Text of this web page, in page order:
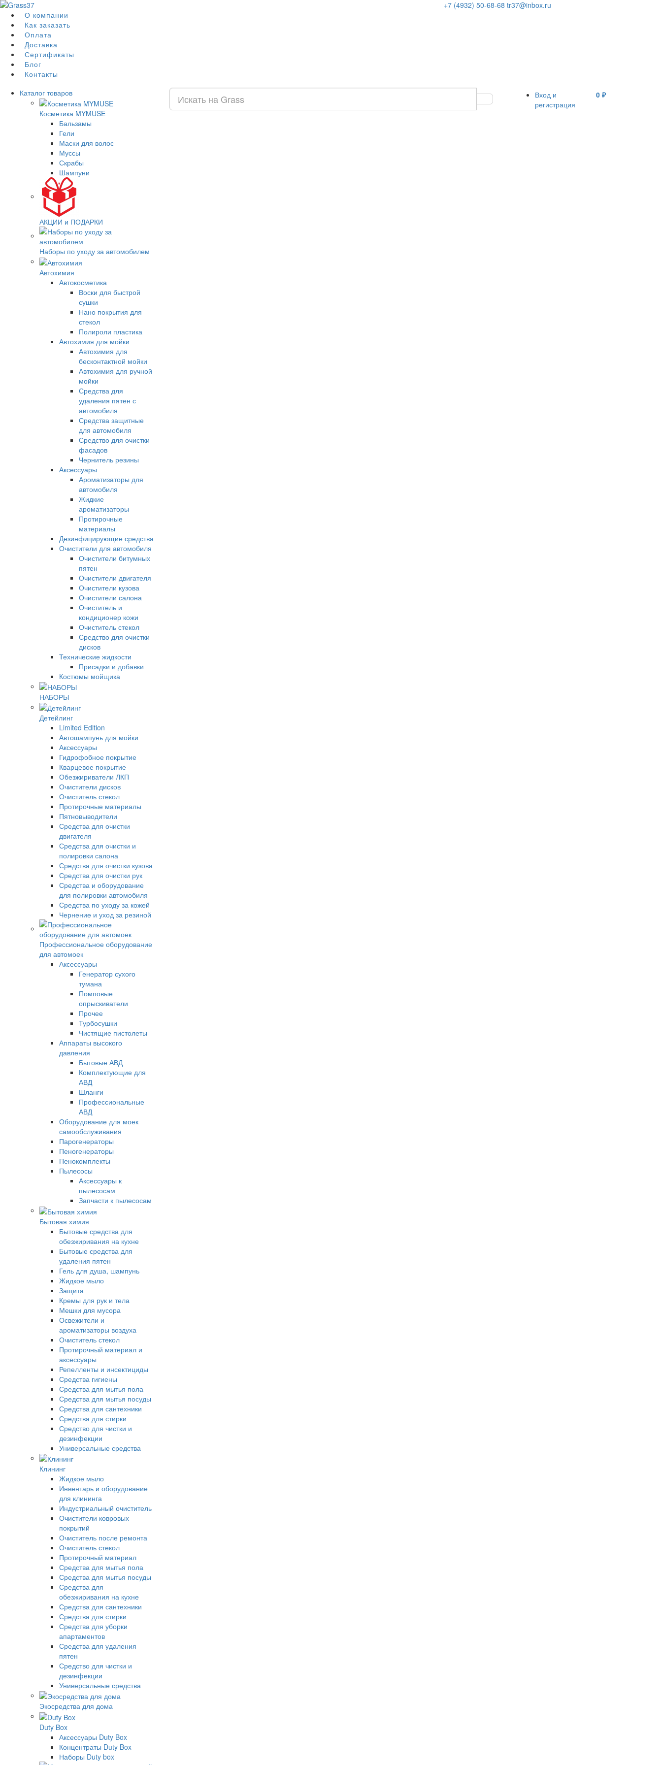
О компании
Как заказать
Оплата
Доставка
Сертификаты
Блог
Контакты
+7 (4932) 50-68-68 tr37@inbox.ru
Каталог товаров
Косметика MYMUSE
Бальзамы
Гели
Маски для волос
Муссы
Скрабы
Шампуни
АКЦИИ и ПОДАРКИ
Наборы по уходу за автомобилем
Автохимия
Автокосметика
Воски для быстрой
сушки
Нано покрытия для
стекол
Полироли пластика
Автохимия для мойки
Автохимия для
бесконтактной мойки
Автохимия для ручной
мойки
Средства для
удаления пятен с
автомобиля
Средства защитные
для автомобиля
Средство для очистки
фасадов
Чернитель резины
Аксессуары
Ароматизаторы для
автомобиля
Жидкие
ароматизаторы
Протирочные
материалы
Дезинфицирующие средства
Очистители для автомобиля
Очистители битумных
пятен
Очистители двигателя
Очистители кузова
Очистители салона
Очиститель и
кондиционер кожи
Очиститель стекол
Средство для очистки
дисков
Технические жидкости
Присадки и добавки
Костюмы мойщика
НАБОРЫ
Детейлинг
Limited Edition
Автошампунь для мойки
Аксессуары
Гидрофобное покрытие
Кварцевое покрытие
Обезжириватели ЛКП
Очистители дисков
Очиститель стекол
Протирочные материалы
Пятновыводители
Средства для очистки
двигателя
Средства для очистки и
полировки салона
Средства для очистки кузова
Средства для очистки рук
Средства и оборудование
для полировки автомобиля
Средства по уходу за кожей
Чернение и уход за резиной
Профессиональное оборудование
для автомоек
Аксессуары
Генератор сухого
тумана
Помповые
опрыскиватели
Прочее
Турбосушки
Чистящие пистолеты
Аппараты высокого
давления
Бытовые АВД
Комплектующие для
АВД
Шланги
Профессиональные
АВД
Оборудование для моек
самообслуживания
Парогенераторы
Пеногенераторы
Пенокомплекты
Пылесосы
Аксессуары к
пылесосам
Запчасти к пылесосам
Бытовая химия
Бытовые средства для
обезжиривания на кухне
Бытовые средства для
удаления пятен
Гель для душа, шампунь
Жидкое мыло
Защита
Кремы для рук и тела
Мешки для мусора
Освежители и
ароматизаторы воздуха
Очиститель стекол
Протирочный материал и
аксессуары
Репелленты и инсектициды
Средства гигиены
Средства для мытья пола
Средства для мытья посуды
Средства для сантехники
Средства для стирки
Средство для чистки и
дезинфекции
Универсальные средства
Клининг
Жидкое мыло
Инвентарь и оборудование
для клининга
Индустриальный очиститель
Очистители ковровых
покрытий
Очиститель после ремонта
Очиститель стекол
Протирочный материал
Средства для мытья пола
Средства для мытья посуды
Средства для
обезжиривания на кухне
Средства для сантехники
Средства для стирки
Средства для уборки
апартаментов
Средства для удаления
пятен
Средство для чистки и
дезинфекции
Универсальные средства
Экосредства для дома
Duty Box
Аксессуары Duty Box
Концентраты Duty Box
Наборы Duty box
Вход и
регистрация
0 ₽